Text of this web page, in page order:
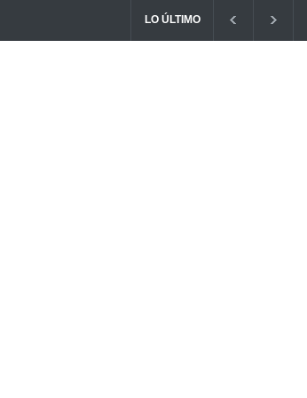
LO ÚLTIMO